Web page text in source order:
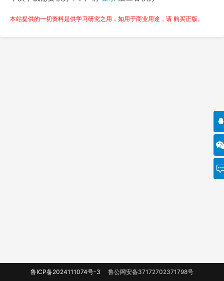
本站提供的一切资料是供学习研究之用，如用于商业用途，请 购买正版。
鲁ICP备2024111074号-3 鲁公网安备37172702371798号